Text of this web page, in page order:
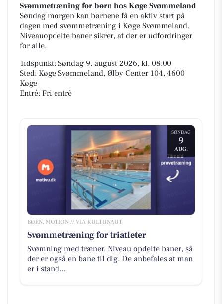
Svømmetræning for børn hos Køge Svømmeland
Søndag morgen kan børnene få en aktiv start på
dagen med svømmetræning i Køge Svømmeland.
Niveauopdelte baner sikrer, at der er udfordringer
for alle.
Tidspunkt: Søndag 9. august 2026, kl. 08:00
Sted: Køge Svømmeland, Ølby Center 104, 4600
Køge
Entré: Fri entré
SØNDAG
9
AUG.
BØRN, MOTION // VIA KULTUNAUT
Svømmetræning for triatleter
Svømning med træner. Niveau opdelte baner, så
der er også en bane til dig. De anbefales at man
er i stand...